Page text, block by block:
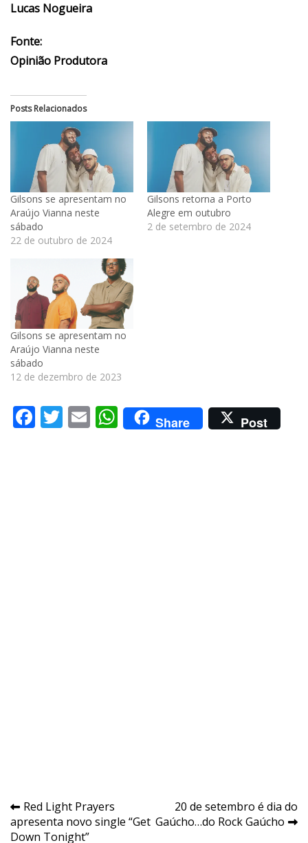
Lucas Nogueira
Fonte:
Opinião Produtora
Posts Relacionados
Gilsons se apresentam no
Araújo Vianna neste
sábado
22 de outubro de 2024
Gilsons retorna a Porto
Alegre em outubro
2 de setembro de 2024
Gilsons se apresentam no
Araújo Vianna neste
sábado
12 de dezembro de 2023
Facebook
Twitter
EmailWhatsApp
Share Post
Navegação
de
Red Light Prayers
apresenta novo single “Get
Down Tonight”
20 de setembro é dia do
Gaúcho…do Rock Gaúcho